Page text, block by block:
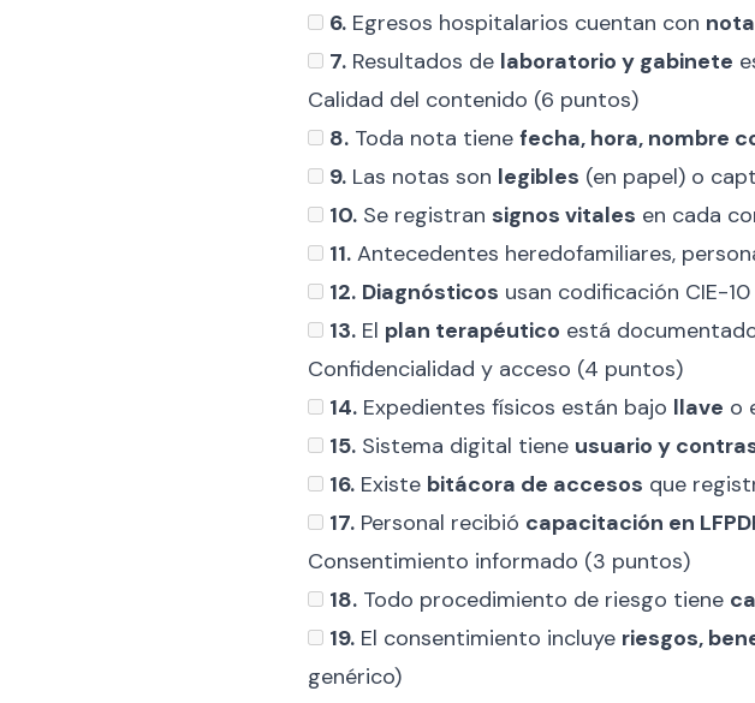
6. Egresos hospitalarios cuentan con
7. Resultados de laboratorio y gabinete
Calidad del contenido (6 puntos)
8. Toda nota tiene fecha, hora, nombre
9. Las notas son legibles (en papel) o
10. Se registran signos vitales en cada
11. Antecedentes heredofamiliares,
12. Diagnósticos usan codificación CIE-10
13. El plan terapéutico está
Confidencialidad y acceso (4 puntos)
14. Expedientes físicos están bajo llave o
15. Sistema digital tiene usuario y
16. Existe bitácora de accesos que
17. Personal recibió capacitación en
Consentimiento informado (3 puntos)
18. Todo procedimiento de riesgo tiene
19. El consentimiento incluye riesgos,
genérico)